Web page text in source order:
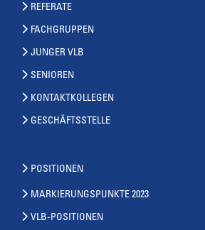
REFERATE
FACHGRUPPEN
JUNGER VLB
SENIOREN
KONTAKTKOLLEGEN
GESCHÄFTSSTELLE
POSITIONEN
MARKIERUNGSPUNKTE 2023
VLB-POSITIONEN